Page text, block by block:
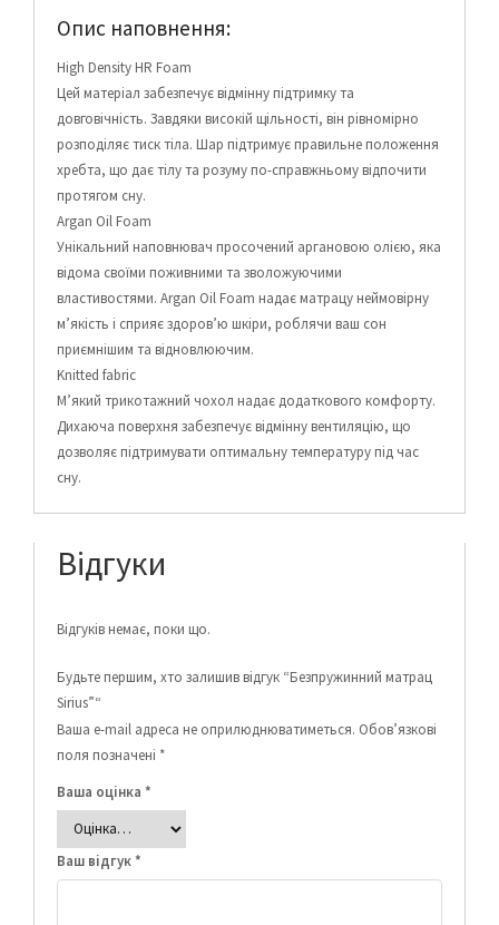
Опис наповнення:
High Density HR Foam
Цей матеріал забезпечує відмінну підтримку та
довговічність. Завдяки високій щільності, він рівномірно
розподіляє тиск тіла. Шар підтримує правильне положення
хребта, що дає тілу та розуму по-справжньому відпочити
протягом сну.
Argan Oil Foam
Унікальний наповнювач просочений аргановою олією, яка
відома своїми поживними та зволожуючими
властивостями. Argan Oil Foam надає матрацу неймовірну
м’якість і сприяє здоров’ю шкіри, роблячи ваш сон
приємнішим та відновлюючим.
Knitted fabric
М’який трикотажний чохол надає додаткового комфорту.
Дихаюча поверхня забезпечує відмінну вентиляцію, що
дозволяє підтримувати оптимальну температуру під час
сну.
Відгуки
Відгуків немає, поки що.
Будьте першим, хто залишив відгук “Безпружинний матрац
Sirius”“
Ваша e-mail адреса не оприлюднюватиметься. Обов’язкові
поля позначені *
Ваша оцінка *
Ваш відгук*